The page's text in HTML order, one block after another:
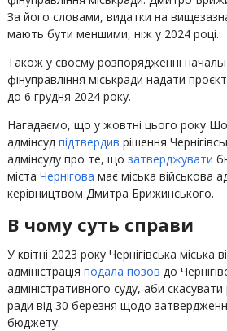
За його словами, видатки на
мають бути меншими, ніж у 2024 році.
Також у своєму розпорядженні
фінуправління міськради надати
до 6 грудня 2024 року.
Нагадаємо, що у жовтні цього року
адмінсуд підтвердив рішення
адмінсуду про те, що затверджувати
міста Чернігова має міська військова
керівництвом Дмитра Брижинського.
В чому суть справи
У квітні 2023 року Чернігівська міська
адміністрація подала позов до
адміністративного суду, аби скасувати
ради від 30 березня щодо
бюджету.